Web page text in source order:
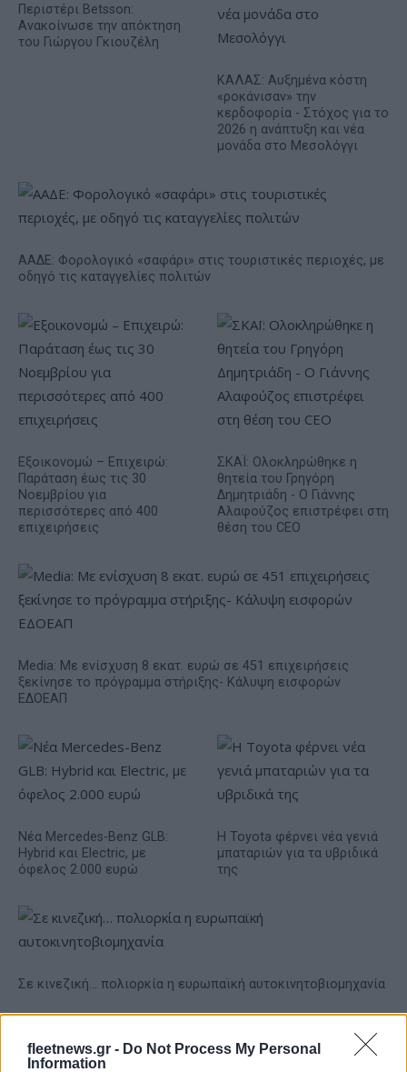
fleetnews.gr - Do Not Process My Personal
Information
Περιστέρι Betsson:
Ανακοίνωσε την απόκτηση
του Γιώργου Γκιουζέλη
ΚΑΛΑΣ: Αυξημένα κόστη
«ροκάνισαν» την
κερδοφορία - Στόχος για το
2026 η ανάπτυξη και νέα
μονάδα στο Μεσολόγγι
ΑΑΔΕ: Φορολογικό «σαφάρι» στις τουριστικές περιοχές, με
οδηγό τις καταγγελίες πολιτών
Εξοικονομώ – Επιχειρώ:
Παράταση έως τις 30
Νοεμβρίου για
περισσότερες από 400
επιχειρήσεις
ΣΚΑΪ: Ολοκληρώθηκε η
θητεία του Γρηγόρη
Δημητριάδη - Ο Γιάννης
Αλαφούζος επιστρέφει στη
θέση του CEO
Media: Με ενίσχυση 8 εκατ. ευρώ σε 451 επιχειρήσεις
ξεκίνησε το πρόγραμμα στήριξης- Κάλυψη εισφορών
ΕΔΟΕΑΠ
Νέα Mercedes-Benz GLB:
Hybrid και Electric, με
όφελος 2.000 ευρώ
Η Toyota φέρνει νέα γενιά
μπαταριών για τα υβριδικά
της
Σε κινεζική… πολιορκία η ευρωπαϊκή αυτοκινητοβιομηχανία